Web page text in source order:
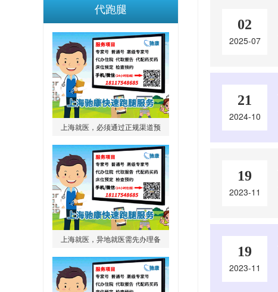
代跑腿
上海就医，必须通过正规渠道预
约，避免通过非正规途径寻找“黄
牛”
上海就医，异地就医需先办理备
案，你准备好了吗？
02
2025-07
21
2024-10
19
2023-11
19
2023-11